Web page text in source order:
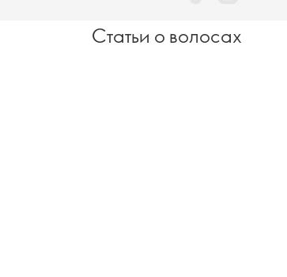
Статьи о волосах